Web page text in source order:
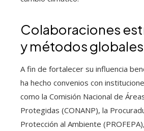
Colaboraciones
y métodos globales
A fin de fortalecer su influencia
ha hecho convenios con
como la Comisión Nacional de
Protegidas (CONANP), la
Protección al Ambiente